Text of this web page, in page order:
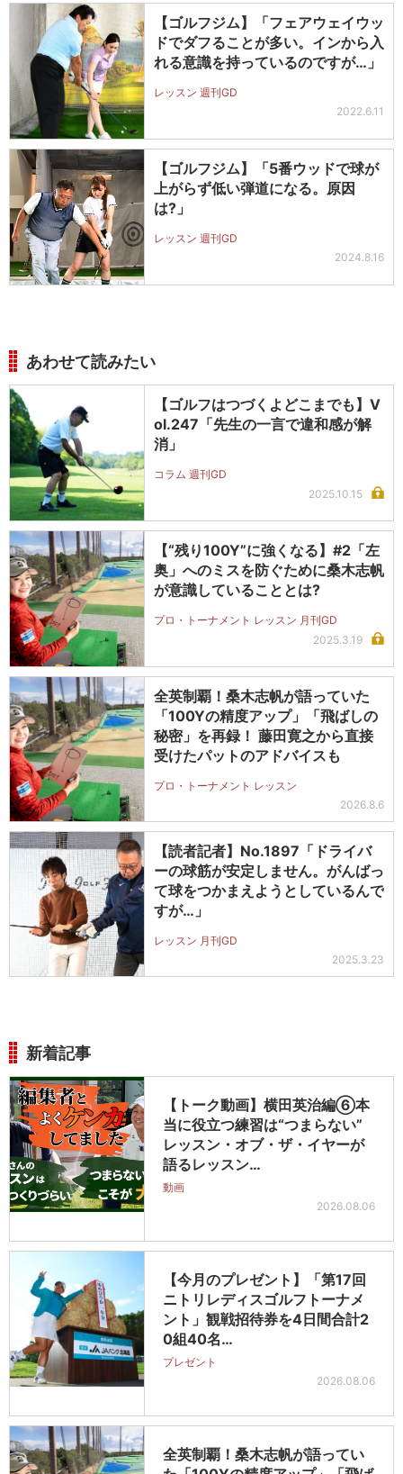
【ゴルフジム】「フェアウェイウッ
ドでダフることが多い。インから入
れる意識を持っているのですが…」
レッスン 週刊GD
2022.6.11
【ゴルフジム】「5番ウッドで球が
上がらず低い弾道になる。原因
は?」
レッスン 週刊GD
2024.8.16
あわせて読みたい
【ゴルフはつづくよどこまでも】V
ol.247「先生の一言で違和感が解
消」
コラム 週刊GD
2025.10.15
【“残り100Y”に強くなる】#2「左
奥」へのミスを防ぐために桑木志帆
が意識していることとは?
プロ・トーナメント レッスン 月刊GD
2025.3.19
全英制覇！桑木志帆が語っていた
「100Yの精度アップ」「飛ばしの
秘密」を再録！ 藤田寛之から直接
受けたパットのアドバイスも
プロ・トーナメント レッスン
2026.8.6
【読者記者】No.1897「ドライバ
ーの球筋が安定しません。がんばっ
て球をつかまえようとしているんで
すが…」
レッスン 月刊GD
2025.3.23
新着記事
【トーク動画】横田英治編⑥本
当に役立つ練習は“つまらない”
レッスン・オブ・ザ・イヤーが
語るレッスン…
動画
2026.08.06
【今月のプレゼント】「第17回
ニトリレディスゴルフトーナメ
ント」観戦招待券を4日間合計2
0組40名…
プレゼント
2026.08.06
全英制覇！桑木志帆が語ってい